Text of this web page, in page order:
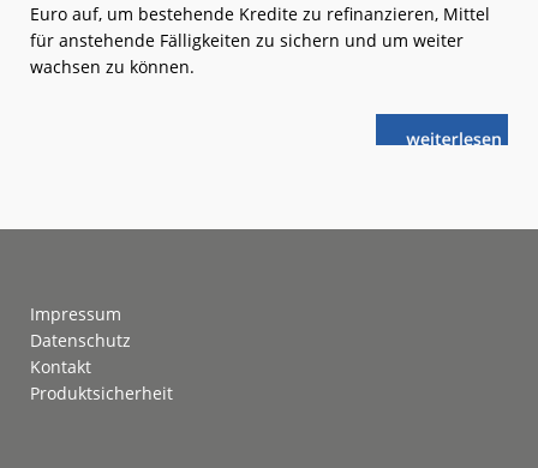
Euro auf, um bestehende Kredite zu refinanzieren, Mittel
für anstehende Fälligkeiten zu sichern und um weiter
wachsen zu können.
weiterlese
nAlpha
Impressum
Datenschutz
Kontakt
Produktsicherheit